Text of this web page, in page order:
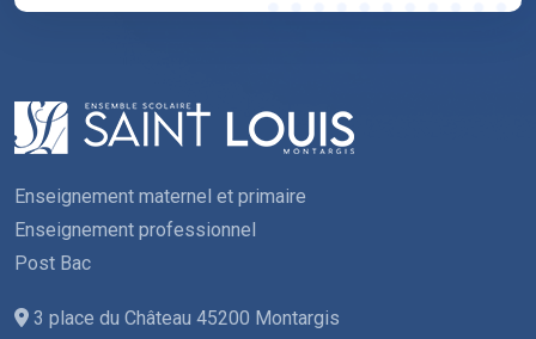
Enseignement maternel et primaire
Enseignement professionnel
Post Bac
3 place du Château 45200 Montargis